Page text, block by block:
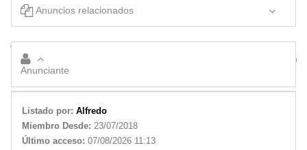
Anuncios relacionados
GPS Vende / Alquila 120 has. Riocito.. La Florida. San Luis
GPS vende campo 400 has. Puertas Coloradas. Concaran
Anunciante
Listado por: Alfredo
Miembro Desde: 23/07/2018
Último acceso: 07/08/2026 11:13